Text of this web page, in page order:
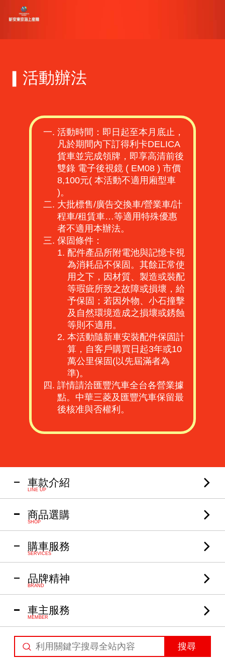
活動辦法
活動時間：即日起至本月底止，
凡於期間內下訂得利卡DELICA
貨車並完成領牌，即享高清前後
雙錄 電子後視鏡 ( EM08 ) 市價
8,100元( 本活動不適用廂型車
)。
大批標售/廣告交換車/營業車/計
程車/租賃車…等適用特殊優惠
者不適用本辦法。
保固條件：
配件產品所附電池與記憶卡視
為消耗品不保固。其餘正常使
用之下，因材質、製造或裝配
等瑕疵所致之故障或損壞，給
予保固；若因外物、小石撞擊
及自然環境造成之損壞或銹蝕
等則不適用。
本活動隨新車安裝配件保固計
算，自客戶購買日起3年或10
萬公里保固(以先屆滿者為
準)。
詳情請洽匯豐汽車全台各營業據
點。中華三菱及匯豐汽車保留最
後核准與否權利。
車款介紹
LINE UP
商品選購
SHOP
購車服務
SERVICES
品牌精神
BRAND
車主服務
MEMBER
搜尋